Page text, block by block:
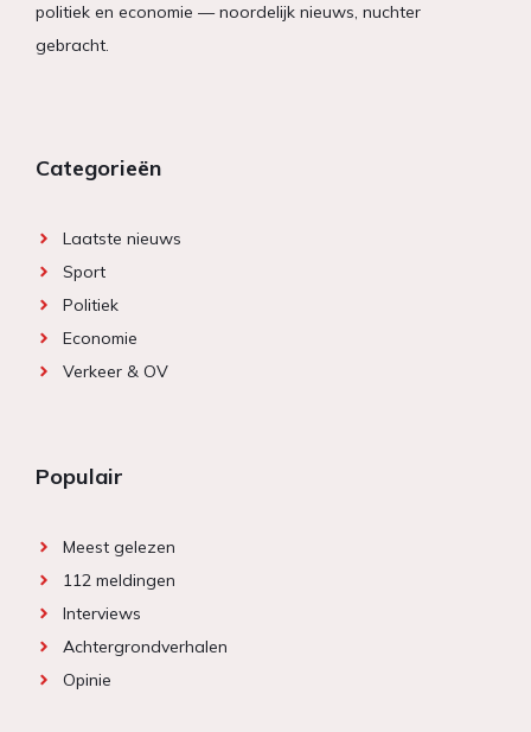
politiek en economie — noordelijk nieuws, nuchter
gebracht.
Categorieën
Laatste nieuws
Sport
Politiek
Economie
Verkeer & OV
Populair
Meest gelezen
112 meldingen
Interviews
Achtergrondverhalen
Opinie